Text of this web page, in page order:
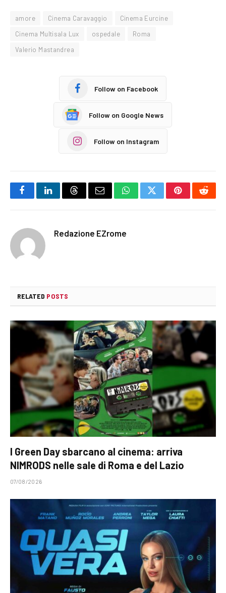
amore Cinema Caravaggio
Cinema Eurcine
Cinema Multisala Lux
ospedale
Roma
Valerio Mastandrea
Follow on Facebook
Follow on Google News
Follow on Instagram
FacebookLinkedInThreadsEmail WhatsAppTwitterPinterest
Redazione EZrome
RELATED POSTS
I Green Day sbarcano al cinema: arriva
NIMRODS nelle sale di Roma e del Lazio
07/08/2026